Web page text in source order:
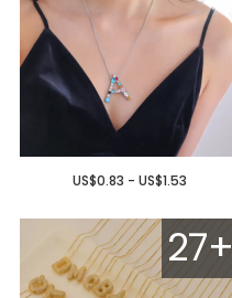
US$0.83 - US$1.53
27+